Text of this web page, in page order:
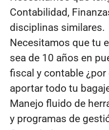
Contabilidad,
disciplinas similares.
Necesitamos que tu
sea de 10 años en
fiscal y contable ¿por
aportar todo tu
Manejo fluido de
y programas de